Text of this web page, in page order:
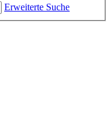
Erweiterte Suche